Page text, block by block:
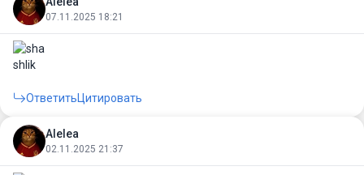
07.11.2025 18:21
ОтветитьЦитировать
Alelea
02.11.2025 21:37